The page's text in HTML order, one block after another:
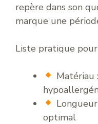
repère dans son
marque une
Liste pratique
Matériau
optimal